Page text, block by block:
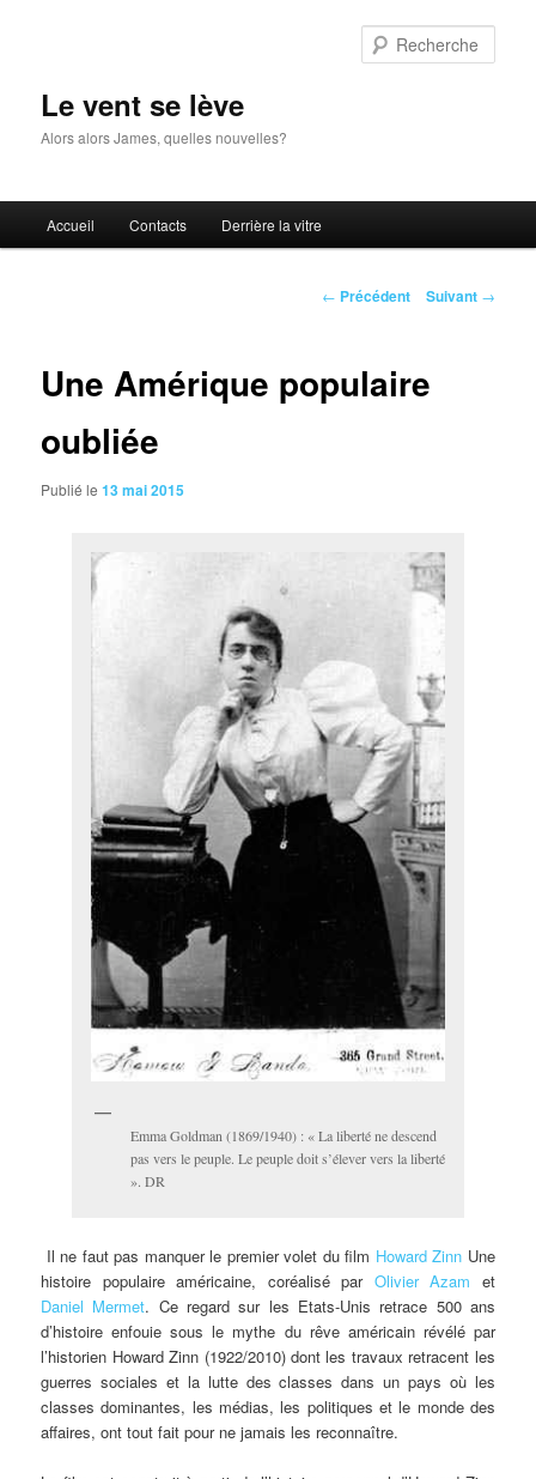
Le vent se lève
Alors alors James, quelles nouvelles?
principal
Accueil Contacts Derrière la vitre
Navigation
← Précédent Suivant →
Une Amérique populaire
oubliée
Publié le13 mai 2015
Emma Goldman (1869/1940) : « La liberté ne descend
pas vers le peuple. Le peuple doit s’élever vers la liberté
». DR
Il ne faut pas manquer le premier volet du film Howard Zinn Une
histoire populaire américaine, coréalisé par Olivier Azam et
Daniel Mermet. Ce regard sur les Etats-Unis retrace 500 ans
d’histoire enfouie sous le mythe du rêve américain révélé par
l’historien Howard Zinn (1922/2010) dont les travaux retracent les
guerres sociales et la lutte des classes dans un pays où les
classes dominantes, les médias, les politiques et le monde des
affaires, ont tout fait pour ne jamais les reconnaître.